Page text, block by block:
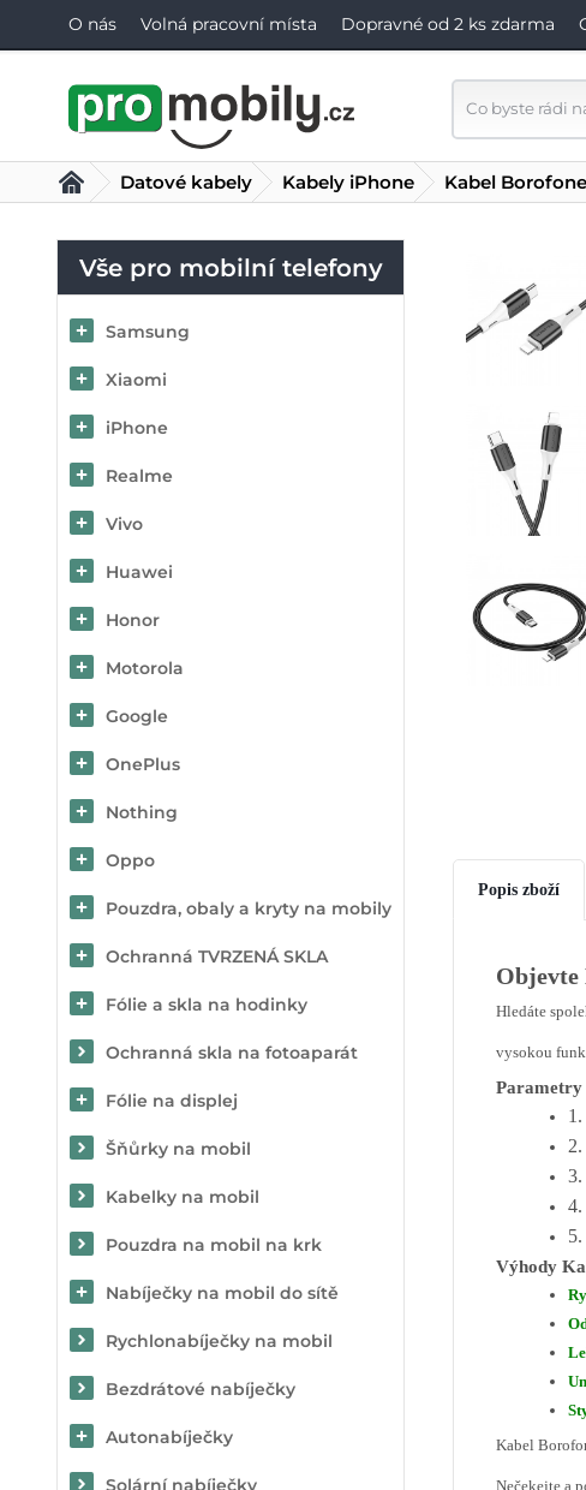
O nás Volná pracovní místa Dopravné od 2 ks zdarma
Vše pro mobilní telefony
Samsung
Xiaomi
iPhone
Realme
Vivo
Huawei
Honor
Motorola
Google
OnePlus
Nothing
Oppo
Pouzdra, obaly a kryty na mobily
Ochranná TVRZENÁ SKLA
Fólie a skla na hodinky
Ochranná skla na fotoaparát
Fólie na displej
Šňůrky na mobil
Kabelky na mobil
Pouzdra na mobil na krk
Nabíječky na mobil do sítě
Rychlonabíječky na mobil
Bezdrátové nabíječky
Autonabíječky
Solární nabíječky
Datové kabely Kabely iPhone Kabel
Popis zboží
Objevte
Hledáte
vysokou
3.
4.
Výhody
Kabel
Nečekejte a